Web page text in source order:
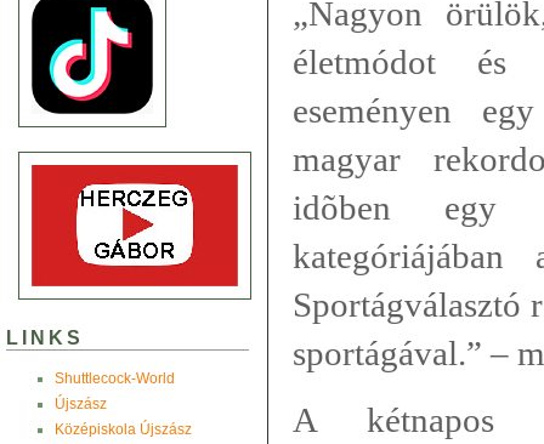
LINKS
Shuttlecock-World
Újszász
Középiskola Újszász
„Nagyon
életmódot és
eseményen
magyar
idõben egy
Sportágválasztó
sportágával.” –
A kétnapos